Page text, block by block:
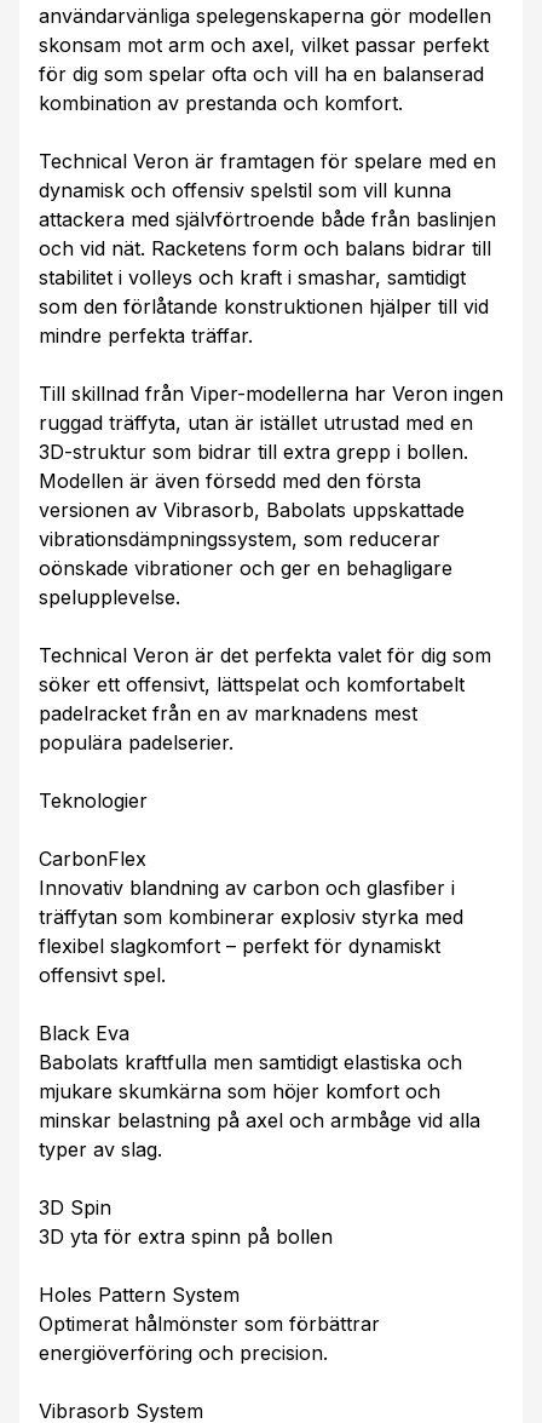
användarvänliga spelegenskaperna gör modellen
skonsam mot arm och axel, vilket passar perfekt
för dig som spelar ofta och vill ha en balanserad
kombination av prestanda och komfort.
Technical Veron är framtagen för spelare med en
dynamisk och offensiv spelstil som vill kunna
attackera med självförtroende både från baslinjen
och vid nät. Racketens form och balans bidrar till
stabilitet i volleys och kraft i smashar, samtidigt
som den förlåtande konstruktionen hjälper till vid
mindre perfekta träffar.
Till skillnad från Viper-modellerna har Veron ingen
ruggad träffyta, utan är istället utrustad med en
3D-struktur som bidrar till extra grepp i bollen.
Modellen är även försedd med den första
versionen av Vibrasorb, Babolats uppskattade
vibrationsdämpningssystem, som reducerar
oönskade vibrationer och ger en behagligare
spelupplevelse.
Technical Veron är det perfekta valet för dig som
söker ett offensivt, lättspelat och komfortabelt
padelracket från en av marknadens mest
populära padelserier.
Teknologier
CarbonFlex
Innovativ blandning av carbon och glasfiber i
träffytan som kombinerar explosiv styrka med
flexibel slagkomfort – perfekt för dynamiskt
offensivt spel.
Black Eva
Babolats kraftfulla men samtidigt elastiska och
mjukare skumkärna som höjer komfort och
minskar belastning på axel och armbåge vid alla
typer av slag.
3D Spin
3D yta för extra spinn på bollen
Holes Pattern System
Optimerat hålmönster som förbättrar
energiöverföring och precision.
Vibrasorb System